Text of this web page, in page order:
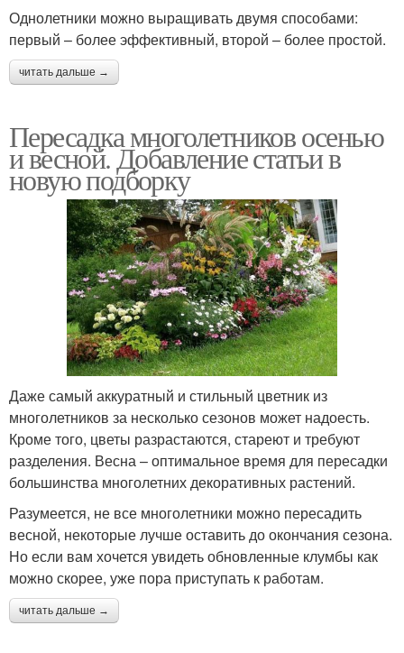
Однолетники можно выращивать двумя способами:
первый – более эффективный, второй – более простой.
читать дальше →
Пересадка многолетников осенью
и весной. Добавление статьи в
новую подборку
Даже самый аккуратный и стильный цветник из
многолетников за несколько сезонов может надоесть.
Кроме того, цветы разрастаются, стареют и требуют
разделения. Весна – оптимальное время для пересадки
большинства многолетних декоративных растений.
Разумеется, не все многолетники можно пересадить
весной, некоторые лучше оставить до окончания сезона.
Но если вам хочется увидеть обновленные клумбы как
можно скорее, уже пора приступать к работам.
читать дальше →